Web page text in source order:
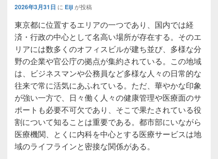
2026年3月31日 に Eijiが投稿
東京都に位置するエリアの一つであり、国内では経
済・行政の中心として名高い場所が存在する。 そのエ
リアには数多くのオフィスビルが建ち並び、多様な分
野の企業や官公庁の拠点が集約されている。この地域
は、ビジネスマンや公務員など多様な人々の日常的な
往来で常に活気にあふれている。ただ、華やかな印象
が強い一方で、日々働く人々の健康管理や医療面のサ
ポートも必要不可欠であり、そこで果たされている役
割について知ることは重要である。都市部にいながら
医療機関、とくに内科を中心とする医療サービスは地
域のライフラインと密接な関係がある。